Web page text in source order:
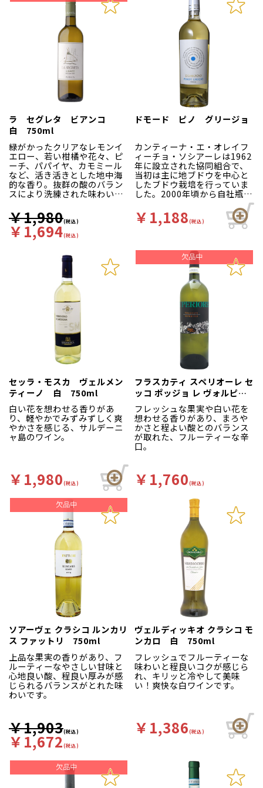
草原を思わせる爽やかで品の
ある味わいです。食事と合わ
せるなら、何といっても魚介
を使ったお料理！カルパッチ
ョやムニエル、ムール貝のワ
イン蒸しなどと好相性。和食
にも合わせて楽しんでいただ
けるフードフレンドリーな1本
アで手掛ける上質なシャルド
ソアーヴェに全く引けをとら
ない品質です。
よく熟した白桃を思わせる香
り、生き生きとしてフレッシ
ュ。かすかにバニラの香りが
感じられます。リッチでドラ
イな口当たり。心地よい果実
味を感じるフィニッシュ。非
常にクリーンで良くバランス
がとれています。
ラ セグレタ ビアンコ
白 750ml
緑がかったクリアなレモンイ
エロー、若い柑橘や花々、ピ
ーチ、パパイヤ、カモミール
など、活き活きとした地中海
的な香り。抜群の酸のバラン
スにより洗練された味わいが
広がります。
￥1,980(税込)
￥1,694(税込)
ドモード ピノ グリージョ
カンティーナ・エ・オレイフ
ィーチョ・ソシアーレは1962
年に設立された協同組合で、
当初は主に地ブドウを中心と
したブドウ栽培を行っていま
した。2000年頃から自社瓶詰
めワインの生産を開始、現在
では経験豊富な1200以上の栽
培農家を抱えています。アブ
ルッツォの畑はアドリア海と
だらかな丘陵地に位置してい
ます。この地域の伝統を大切
に守ってきた栽培家の手によ
って造られる完熟ブドウと、
組合が持つ最新鋭の設備から
高品質でコストパフォーマン
スに優れたワインが生みださ
れております。
イタリア中南部、アブルッツ
ォ州は「ヨーロッパでも最も
グリーンなエリア」と言われ
ています。山々が連なり、ア
ドレア海まで丘陵地帯が広が
っており、同州の4割近くの面
積が国立自然公園となってい
ます。ブドウ造りには理想的
な立地が、このような自然条
件下で形成されています。イ
タリアでも有名な品種モンテ
プルチアーノはこの地で生ま
れます。
しっかりと熟したブドウのポ
を備えたワイナリーでワイン
造りが行われます。アブルッ
に生かすための研究、醸造設
備への惜しみない投資が優れ
た品質を生みだしています。
プーリアの太陽をたっぷり浴
びた完熟ワイン。完熟オレン
ジやモモのようなアロマ。い
きいきとした酸とほのかな苦
味が心地よいワインです。
￥1,188(税込)
セッラ・モスカ ヴェルメン
ティーノ 白 750ml
白い花を想わせる香りがあ
り、軽やかでみずみずしく爽
やかさを感じる、サルデーニ
ャ島のワイン。
￥1,980(税込)
フラスカティ スペリオーレ セ
ッコ ポッジョ レ ヴォルピ
750ml
フレッシュな果実や白い花を
想わせる香りがあり、まろや
かさと程よい酸とのバランス
が取れた、フルーティーな辛
口。
￥1,760(税込)
ソアーヴェ クラシコ ルンカリ
ス ファットリ 750ml
上品な果実の香りがあり、フ
ルーティーなやさしい甘味と
心地良い酸、程良い厚みが感
じられるバランスがとれた味
わいです。
￥1,903(税込)
￥1,672(税込)
ヴェルディッキオ クラシコ モ
ンカロ 白 750ml
フレッシュでフルーティーな
味わいと程良いコクが感じら
れ、キリッと冷やして美味
い！爽快な白ワインです。
￥1,386(税込)